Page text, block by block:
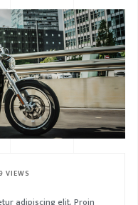
VIEWS
adipiscing elit. Proin